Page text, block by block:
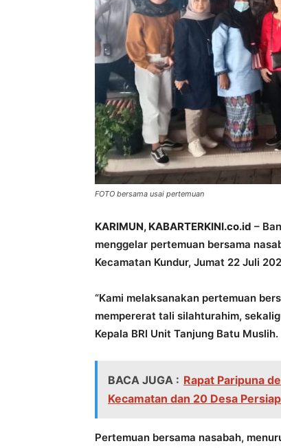
FOTO bersama usai pertemuan
KARIMUN, KABARTERKINI.co.id –
menggelar pertemuan bersama
Kecamatan Kundur, Jumat 22 Juli
“Kami melaksanakan pertemuan
mempererat tali silahturahim,
Kepala BRI Unit Tanjung Batu Muslih.
BACA JUGA : Rapat Paripuna
Kecamatan dan 20 Desa
Pertemuan bersama nasabah,